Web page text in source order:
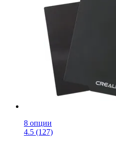
8 опции
4.5 (127)